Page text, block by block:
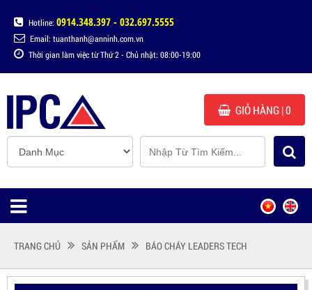
Hotline: 0914.348.397 - 032.697.5555
Email: tuanthanh@anninh.com.vn
Thời gian làm việc từ Thứ 2 - Chủ nhật: 08:00-19:00
GIỎ HÀNG| 0
TRANG CHỦ SẢN PHẨM BÁO CHÁY LEADERS TECH